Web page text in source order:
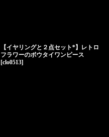
【イヤリングと２点セット*】レトロ
フラワーのボウタイワンピース
[clo0513]